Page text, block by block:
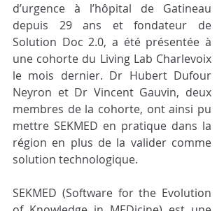
d’urgence à l’hôpital de Gatineau
depuis 29 ans et fondateur de
Solution Doc 2.0, a été présentée à
une cohorte du Living Lab Charlevoix
le mois dernier. Dr Hubert Dufour
Neyron et Dr Vincent Gauvin, deux
membres de la cohorte, ont ainsi pu
mettre SEKMED en pratique dans la
région en plus de la valider comme
solution technologique.
SEKMED (Software for the Evolution